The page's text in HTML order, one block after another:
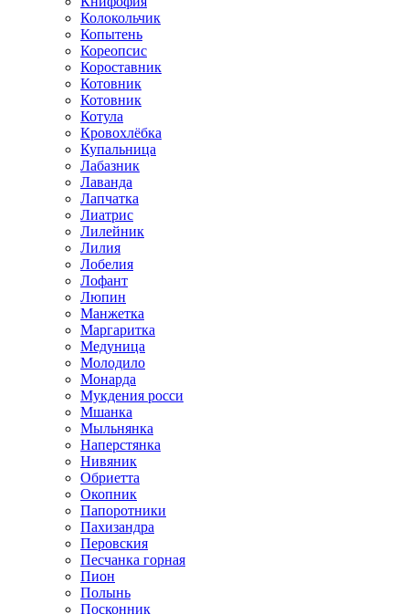
Колокольчик
Копытень
Кореопсис
Короставник
Котовник
Котовник
Котула
Кровохлёбка
Купальница
Лабазник
Лаванда
Лапчатка
Лиатрис
Лилейник
Лилия
Лобелия
Лофант
Люпин
Манжетка
Маргаритка
Медуница
Молодило
Монарда
Мукдения росси
Мшанка
Мыльнянка
Наперстянка
Нивяник
Обриетта
Окопник
Папоротники
Пахизандра
Перовския
Песчанка горная
Пион
Полынь
Посконник